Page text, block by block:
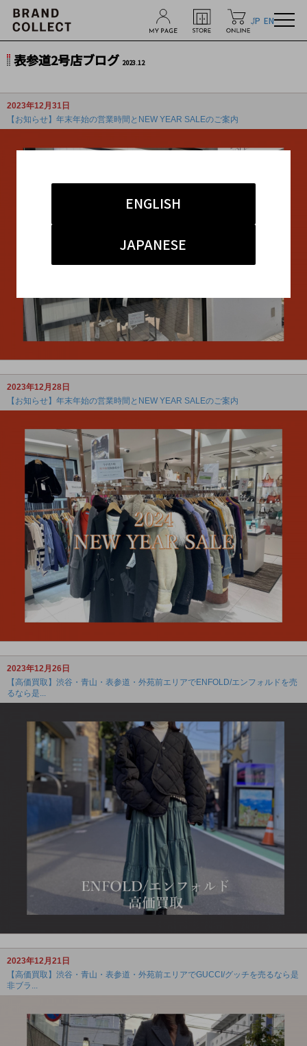
JP EN
ENGLISH
JAPANESE
表参道2号店ブログ 2023.12
2023年12月31日
【お知らせ】年末年始の営業時間とNEW YEAR SALEのご案内
2023年12月28日
【お知らせ】年末年始の営業時間とNEW YEAR SALEのご案内
2023年12月26日
【高価買取】渋谷・青山・表参道・外苑前エリアでENFOLD/エンフォルドを売
るなら是...
2023年12月21日
【高価買取】渋谷・青山・表参道・外苑前エリアでGUCCI/グッチを売るなら是
非ブラ...